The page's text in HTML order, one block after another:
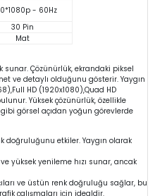
- 60Hz
30 Pin
Mat
sunar. Çözünürlük, ekrandaki piksel
ve detaylı olduğunu gösterir. Yaygın
HD (1920x1080),Quad HD
Yüksek çözünürlük, özellikle
görsel açıdan yoğun görevlerde
doğruluğunu etkiler. Yaygın olarak
ve yüksek yenileme hızı sunar, ancak
ve üstün renk doğruluğu sağlar, bu
çalışmaları için idealdir.